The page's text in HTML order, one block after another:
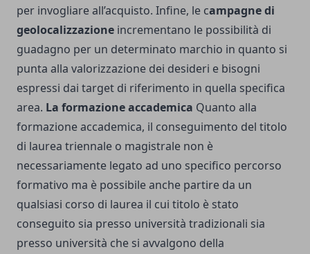
per invogliare all’acquisto. Infine, le campagne di
geolocalizzazione incrementano le possibilità di
guadagno per un determinato marchio in quanto si
punta alla valorizzazione dei desideri e bisogni
espressi dai target di riferimento in quella specifica
area. La formazione accademica Quanto alla
formazione accademica, il conseguimento del titolo
di laurea triennale o magistrale non è
necessariamente legato ad uno specifico percorso
formativo ma è possibile anche partire da un
qualsiasi corso di laurea il cui titolo è stato
conseguito sia presso università tradizionali sia
presso università che si avvalgono della